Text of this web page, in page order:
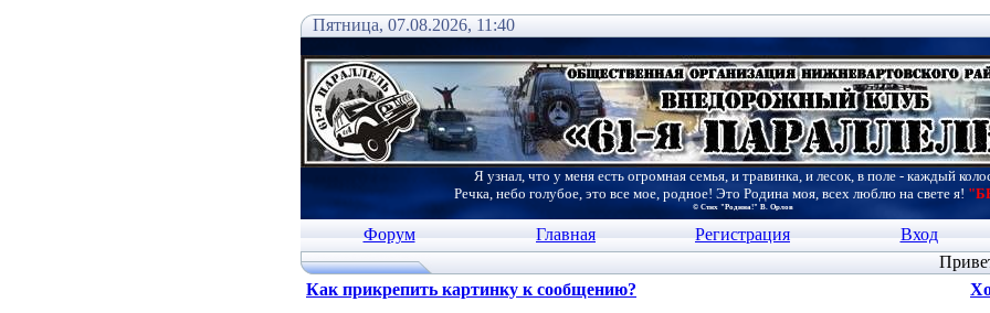
Пятница, 07.08.2026, 11:40
Я узнал, что у меня есть огромная семья, и травинка, и лесок, в поле - каждый
Речка, небо голубое, это все мое, родное! Это Родина моя, всех люблю на свете я!
© Стих "Родина!" В. Орлов
Форум Главная Регистрация Вход
Как прикрепить картинку к сообщению?